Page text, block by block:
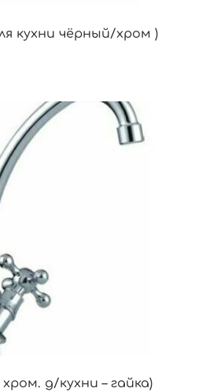
кухни чёрный/хром )
хром. д/кухни – гайка)